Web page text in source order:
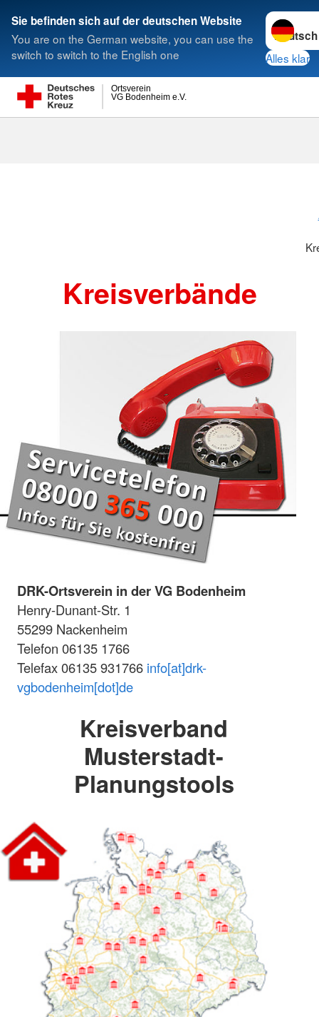
Sie befinden sich auf der deutschen Website
You are on the German website, you can use the
switch to switch to the English one
Sprache
Alles klar
VG Bodenheim e.V.
Ortsverein
Suche
Kreisverbände
DRK-Ortsverein in der VG Bodenheim
Henry-Dunant-Str. 1
55299 Nackenheim
Telefon 06135 1766
Telefax 06135 931766 info[at]drk-
vgbodenheim[dot]de
Kreisverband
Musterstadt-
Planungstools